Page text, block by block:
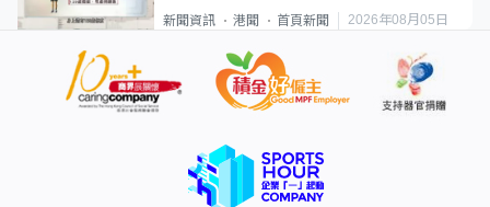
類案最惡劣
新聞資訊 港聞 首頁新聞 2026年08月05日